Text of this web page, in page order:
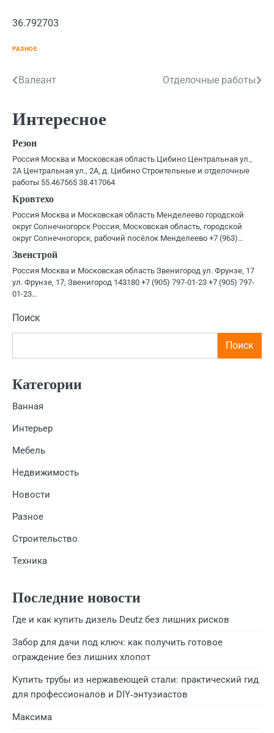
36.792703
РАЗНОЕ
Навигация
записям
Валеант Отделочные работы
Интересное
Резон
Россия Москва и Московская область Цибино Центральная ул.,
2А Центральная ул., 2А, д. Цибино Строительные и отделочные
работы 55.467565 38.417064
Кровтехо
Россия Москва и Московская область Менделеево городской
округ Солнечногорск Россия, Московская область, городской
округ Солнечногорск, рабочий посёлок Менделеево +7 (963)…
Звенстрой
Россия Москва и Московская область Звенигород ул. Фрунзе, 17
ул. Фрунзе, 17, Звенигород 143180 +7 (905) 797-01-23 +7 (905) 797-
01-23…
Поиск
Поиск
Категории
Ванная
Интерьер
Мебель
Недвижимость
Новости
Разное
Строительство
Техника
Последние новости
Где и как купить дизель Deutz без лишних рисков
Забор для дачи под ключ: как получить готовое
ограждение без лишних хлопот
Купить трубы из нержавеющей стали: практический гид
для профессионалов и DIY‑энтузиастов
Максима